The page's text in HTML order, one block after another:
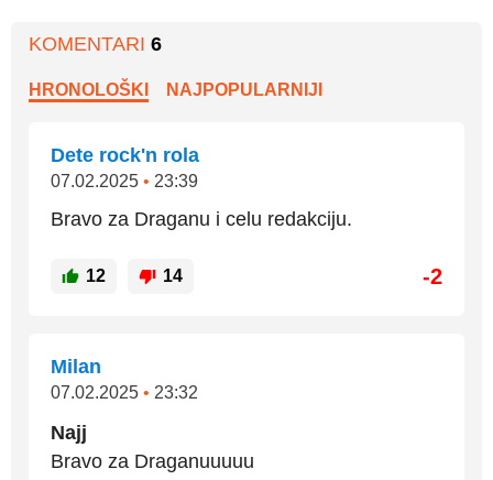
KOMENTARI 6
HRONOLOŠKI NAJPOPULARNIJI
Dete rock'n rola
07.02.2025 • 23:39
Bravo za Draganu i celu redakciju.
12 14 -2
Milan
07.02.2025 • 23:32
Najj
Bravo za Draganuuuuu